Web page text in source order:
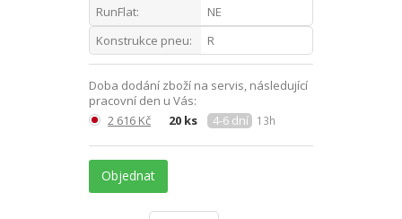
RunFlat:
NE
Konstrukce pneu:
R
Doba dodání zboží na servis, následující
pracovní den u Vás:
2 616 Kč
20 ks 4-6 dní 13h
Objednat